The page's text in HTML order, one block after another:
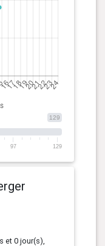
129
97 129
et 0 jour(s),